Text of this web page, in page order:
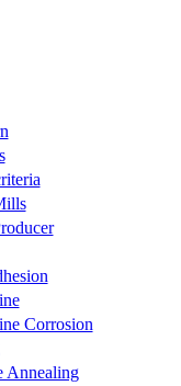
Corrosion
Annealing